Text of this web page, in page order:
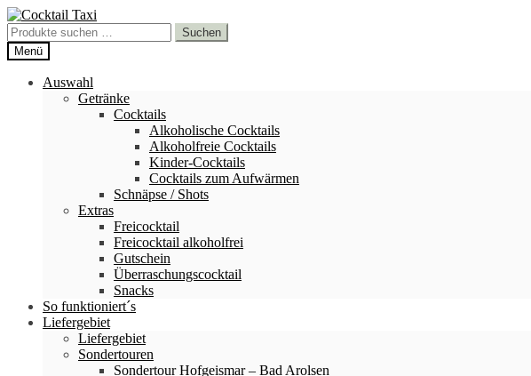
Zur
Navigation
springen
Zum
Inhalt
springen
Suchen
nach:
Suchen
Menü
Auswahl
Getränke
Cocktails
Alkoholische Cocktails
Alkoholfreie Cocktails
Kinder-Cocktails
Cocktails zum Aufwärmen
Schnäpse / Shots
Extras
Freicocktail
Freicocktail alkoholfrei
Gutschein
Überraschungscocktail
Snacks
So funktioniert´s
Liefergebiet
Liefergebiet
Sondertouren
Sondertour Hofgeismar – Bad Arolsen